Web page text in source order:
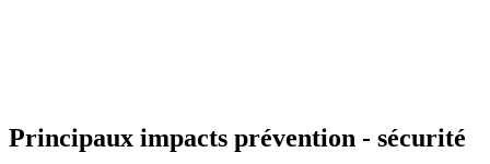
Principaux impacts prévention - sécurité